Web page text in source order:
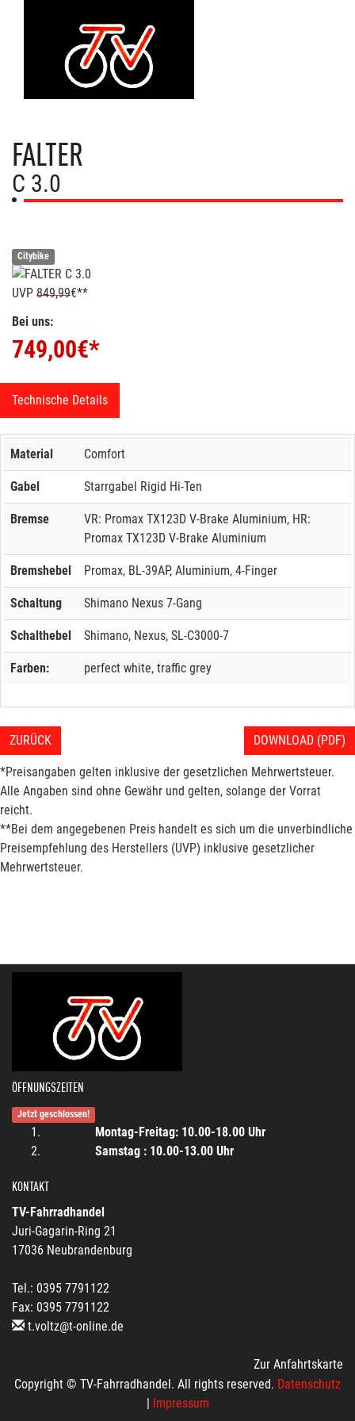
FALTER
C 3.0
Citybike
UVP 849,99€**
Bei uns:
749,00€*
Technische Details
Material Comfort
Gabel Starrgabel Rigid Hi-Ten
Bremse
VR: Promax TX123D V-Brake Aluminium, HR:
Promax TX123D V-Brake Aluminium
Bremshebel Promax, BL-39AP, Aluminium, 4-Finger
Schaltung Shimano Nexus 7-Gang
Schalthebel Shimano, Nexus, SL-C3000-7
Farben: perfect white, traffic grey
ZURÜCK DOWNLOAD (PDF)
*Preisangaben gelten inklusive der gesetzlichen Mehrwertsteuer.
Alle Angaben sind ohne Gewähr und gelten, solange der Vorrat
reicht.
**Bei dem angegebenen Preis handelt es sich um die unverbindliche
Preisempfehlung des Herstellers (UVP) inklusive gesetzlicher
Mehrwertsteuer.
ÖFFNUNGSZEITEN
Jetzt geschlossen!
Montag-Freitag: 10.00-18.00 Uhr
Samstag : 10.00-13.00 Uhr
KONTAKT
TV-Fahrradhandel
Juri-Gagarin-Ring 21
17036 Neubrandenburg
Tel.: 0395 7791122
Fax: 0395 7791122
t.voltz@t-online.de
Zur Anfahrtskarte
Copyright © TV-Fahrradhandel. All rights reserved. Datenschutz
| Impressum